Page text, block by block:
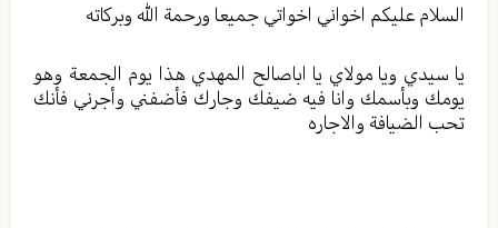
السلام عليكم اخواني اخواتي جميعا ورحمة الله وبركاته
يا سيدي ويا مولاي يا اباصالح المهدي هذا يوم الجمعة وهو
يومك وبأسمك وانا فيه ضيفك وجارك فأضفني وأجرني فأنك
تحب الضيافة والاجاره